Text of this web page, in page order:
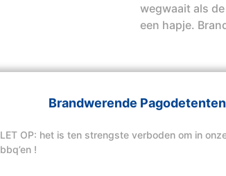
wegwaait als
een hapje.
Brandwerende Pagodetenten
LET OP: het is ten strengste verboden om in
bbq’en !